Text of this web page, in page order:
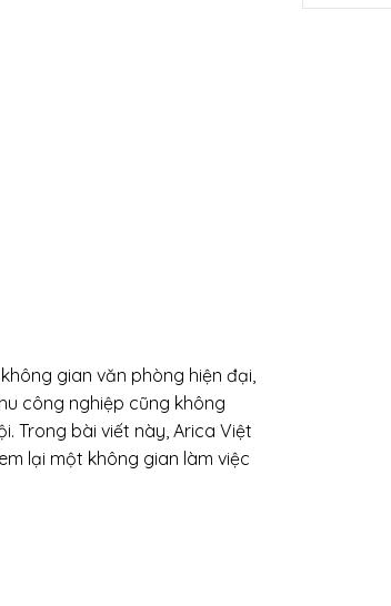
gian văn phòng hiện đại,
công nghiệp cũng không
Trong bài viết này, Arica Việt
lại một không gian làm việc